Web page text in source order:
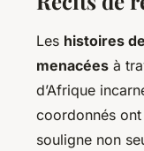
Les histoires
menacées à
d’Afrique
coordonnés
souligne non